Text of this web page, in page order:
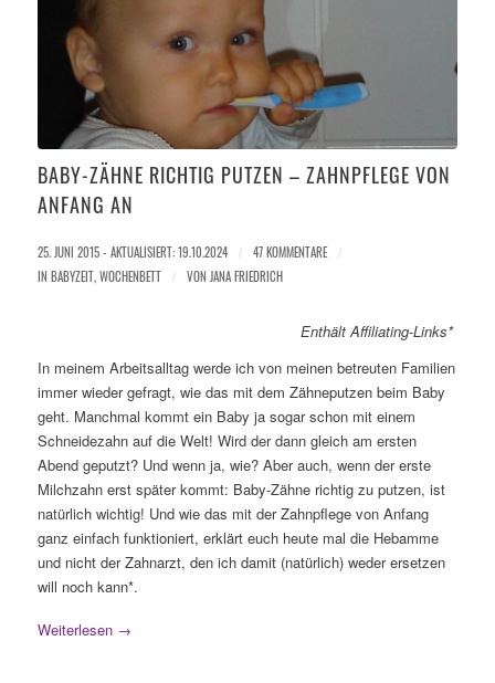
BABY-ZÄHNE RICHTIG PUTZEN – ZAHNPFLEGE VON
ANFANG AN
25. JUNI 2015 - AKTUALISIERT: 19.10.2024 / 47 KOMMENTARE
/
IN BABYZEIT,WOCHENBETT / VON JANA FRIEDRICH
Enthält Affiliating-Links*
In meinem Arbeitsalltag werde ich von meinen betreuten Familien
immer wieder gefragt, wie das mit dem Zähneputzen beim Baby
geht. Manchmal kommt ein Baby ja sogar schon mit einem
Schneidezahn auf die Welt! Wird der dann gleich am ersten
Abend geputzt? Und wenn ja, wie? Aber auch, wenn der erste
Milchzahn erst später kommt: Baby-Zähne richtig zu putzen, ist
natürlich wichtig! Und wie das mit der Zahnpflege von Anfang
ganz einfach funktioniert, erklärt euch heute mal die Hebamme
und nicht der Zahnarzt, den ich damit (natürlich) weder ersetzen
will noch kann*.
Weiterlesen→